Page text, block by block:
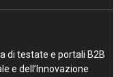
di testate e portali B2B
e dell’Innovazione